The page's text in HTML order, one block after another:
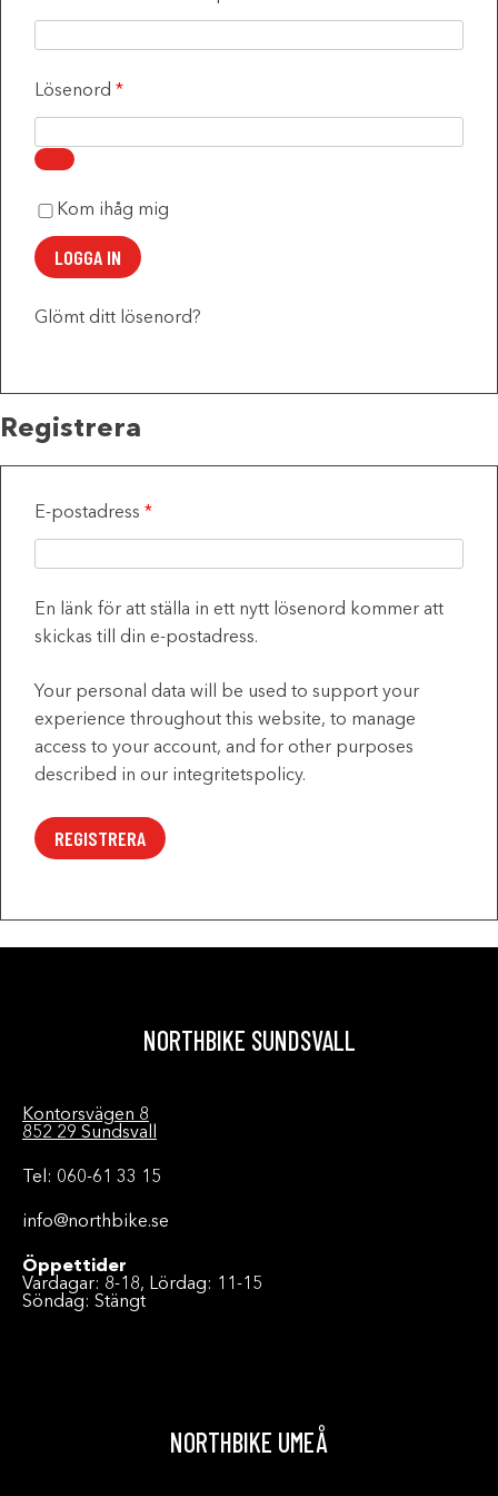
Lösenord *
Kom ihåg mig
LOGGA IN
Glömt ditt lösenord?
Registrera
E-postadress *
Obligatoriskt
En länk för att ställa in ett nytt lösenord kommer att
skickas till din e-postadress.
Your personal data will be used to support your
experience throughout this website, to manage
access to your account, and for other purposes
described in our integritetspolicy.
REGISTRERA
NORTHBIKE SUNDSVALL
Kontorsvägen 8
852 29 Sundsvall
Tel: 060-61 33 15
info@northbike.se
Öppettider
Vardagar: 8-18, Lördag: 11-15
Söndag: Stängt
NORTHBIKE UMEÅ